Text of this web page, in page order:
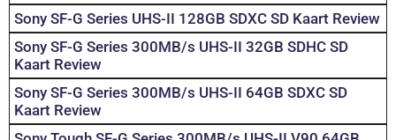
Sony SF-G Series UHS-II 128GB SDXC SD Kaart Review
Sony SF-G Series 300MB/s UHS-II 32GB SDHC SD
Kaart Review
Sony SF-G Series 300MB/s UHS-II 64GB SDXC SD
Kaart Review